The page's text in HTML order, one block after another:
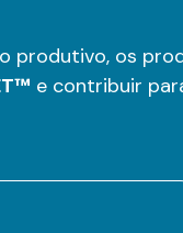
produtivo, os
e contribuir